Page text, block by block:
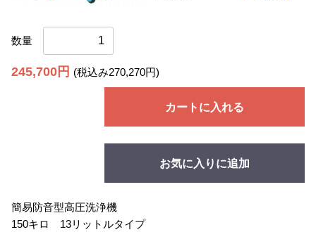
数量
245,700円 (税込み270,270円)
カートに入れる
お気に入りに追加
簡易防音型高圧洗浄機
150キロ 13リットルタイプ